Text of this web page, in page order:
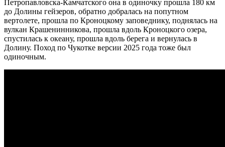
Петропавловска-Камчатского она в одиночку прошла 180 км
до Долины гейзеров, обратно добралась на попутном
вертолете, прошла по Кроноцкому заповеднику, поднялась на
вулкан Крашенинникова, прошла вдоль Кроноцкого озера,
спустилась к океану, прошла вдоль берега и вернулась в
Долину. Поход по Чукотке версии 2025 года тоже был
одиночным.